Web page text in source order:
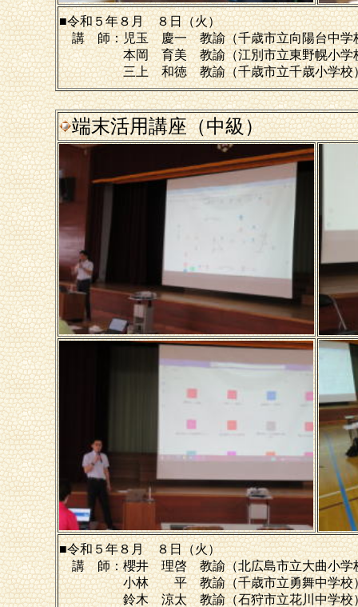
■令和５年８月 ８日（火）
講 師：児玉 慶一 教諭（千歳市立向陽台中学
本岡 育美 教諭（江別市立東野幌小学
三上 和徳 教諭（千歳市立千歳小学校
端末活用講座（中級）
■令和５年８月 ８日（火）
講 師：櫻井 理啓 教諭（北広島市立大曲小学
小林 平 教諭（千歳市立勇舞中学校
鈴木 涼太 教諭（石狩市立花川中学校